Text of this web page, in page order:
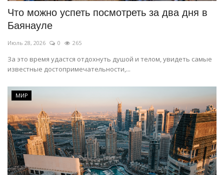
Что можно успеть посмотреть за два дня в
Баянауле
Июль 28, 2026 0 265
За это время удастся отдохнуть душой и телом, увидеть самые
известные достопримечательности,...
МИР